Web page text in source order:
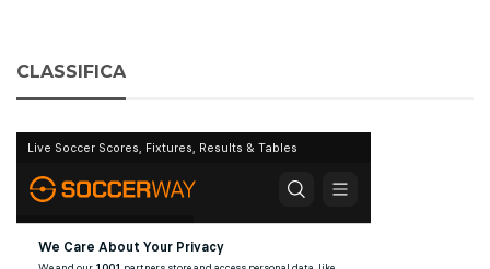
CLASSIFICA